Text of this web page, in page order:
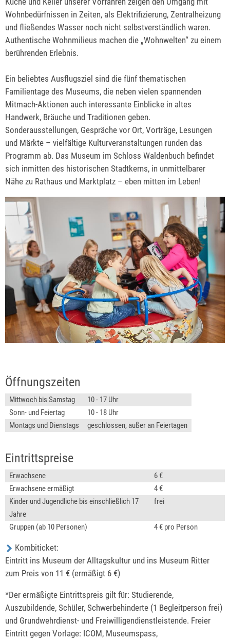
Wohnbedürfnissen in Zeiten, als Elektrifizierung, Zentralheizung
und fließendes Wasser noch nicht selbstverständlich waren.
Authentische Wohnmilieus machen die „Wohnwelten“ zu einem
berührenden Erlebnis.
Ein beliebtes Ausflugsziel sind die fünf thematischen
Familientage des Museums, die neben vielen spannenden
Mitmach-Aktionen auch interessante Einblicke in altes
Handwerk, Bräuche und Traditionen geben.
Sonderausstellungen, Gespräche vor Ort, Vorträge, Lesungen
und Märkte – vielfältige Kulturveranstaltungen runden das
Programm ab. Das Museum im Schloss Waldenbuch befindet
sich inmitten des historischen Stadtkerns, in unmittelbarer
Nähe zu Rathaus und Marktplatz – eben mitten im Leben!
Öffnungszeiten
Mittwoch bis Samstag
10 - 17 Uhr
Sonn- und Feiertag
10 - 18 Uhr
Montags und Dienstags
geschlossen, außer an Feiertagen
Eintrittspreise
Erwachsene
6 €
Erwachsene ermäßigt
4 €
Kinder und Jugendliche bis einschließlich 17
Jahre
frei
Gruppen (ab 10 Personen) 4 € pro Person
Kombiticket:
Eintritt ins Museum der Alltagskultur und ins Museum Ritter
zum Preis von 11 € (ermäßigt 6 €)
*Der ermäßigte Eintrittspreis gilt für: Studierende,
Auszubildende, Schüler, Schwerbehinderte (1 Begleitperson frei)
und Grundwehrdienst- und Freiwilligendienstleistende. Freier
Eintritt gegen Vorlage: ICOM, Museumspass,